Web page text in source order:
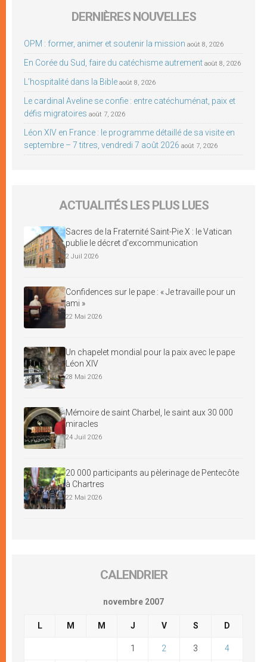
DERNIÈRES NOUVELLES
OPM : former, animer et soutenir la mission août 8, 2026
En Corée du Sud, faire du catéchisme autrement août 8, 2026
L’hospitalité dans la Bible août 8, 2026
Le cardinal Aveline se confie : entre catéchuménat, paix et
défis migratoires août 7, 2026
Léon XIV en France : le programme détaillé de sa visite en
septembre – 7 titres, vendredi 7 août 2026 août 7, 2026
ACTUALITÉS LES PLUS LUES
Sacres de la Fraternité Saint-Pie X : le Vatican
publie le décret d’excommunication
2 Juil 2026
Confidences sur le pape : « Je travaille pour un
ami »
22 Mai 2026
Un chapelet mondial pour la paix avec le pape
Léon XIV
28 Mai 2026
Mémoire de saint Charbel, le saint aux 30 000
miracles
24 Juil 2026
20 000 participants au pèlerinage de Pentecôte
à Chartres
22 Mai 2026
CALENDRIER
novembre 2007
L M M J V S D
1 2 3 4